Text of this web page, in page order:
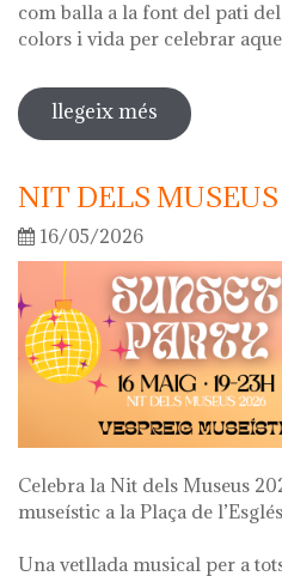
com balla a la font del pati
colors i vida per celebrar
llegeix més sobre diada
NIT DELS
16/05/2026
Celebra la Nit dels Museus
museístic a la Plaça de
Una vetllada musical per a